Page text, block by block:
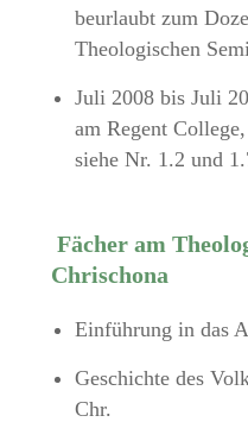
beurlaubt zum
Theologischen
Juli 2008 bis Juli
am Regent
siehe Nr. 1.2 und
Fächer am
Chrischona
Einführung in das
Geschichte des
Chr.